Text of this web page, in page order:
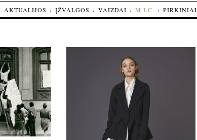
AKTUALIJOS ĮŽVALGOS VAIZDAI M.I.C. PIRKINIAI